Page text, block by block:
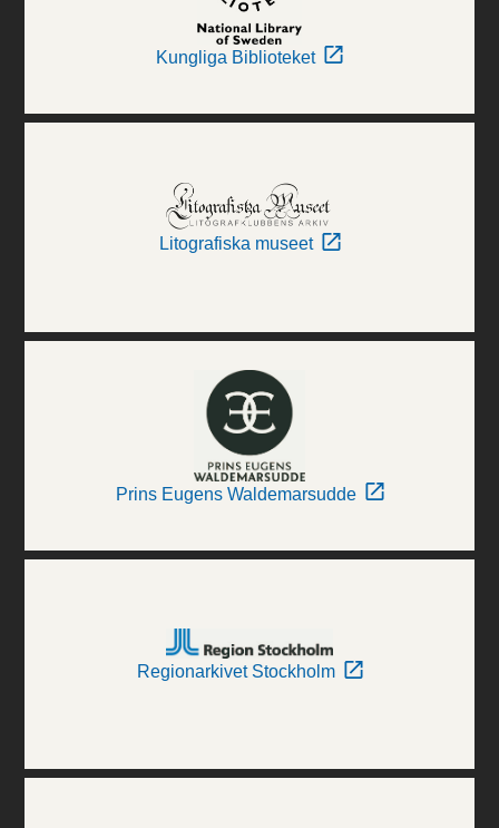
Kungliga Biblioteket
Litografiska museet
Prins Eugens Waldemarsudde
Regionarkivet Stockholm